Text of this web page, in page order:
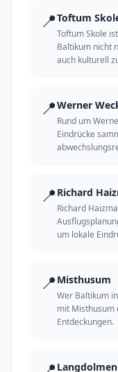
📍Toftum
Toftum Skole
Baltikum nicht
auch kulturell
📍Werner
Rund um
Eindrücke
📍 Richard
Richard
um lokale
📍 Misthusum
Wer Baltikum
mit Misthusum
Entdeckungen.